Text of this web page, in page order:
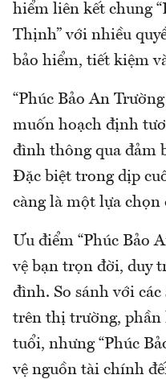
hiểm liên kết chung
Thịnh” với nhiều
bảo hiểm, tiết kiệm
“Phúc Bảo An
muốn hoạch định
đình thông qua đảm
Đặc biệt trong dịp
càng là một lựa chọn
Ưu điểm “Phúc Bảo
vệ bạn trọn đời, duy
đình. So sánh với
trên thị trường, phần
tuổi, nhưng “Phúc
vệ nguồn tài chính